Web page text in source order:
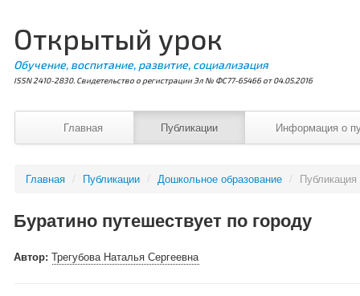
Открытый урок
Обучение, воспитание, развитие, социализация
ISSN 2410-2830. Свидетельство о регистрации Эл № ФС77-65466 от 04.05.2016
Главная Публикации Информация о
Главная / Публикации / Дошкольное образование /
Буратино путешествует по городу
Автор:Трегубова Наталья Сергеевна